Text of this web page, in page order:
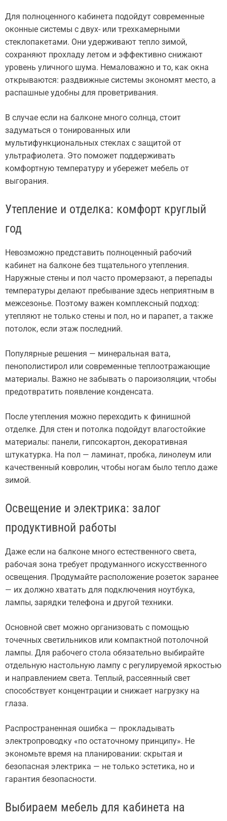
Для полноценного кабинета подойдут современные
оконные системы с двух- или трехкамерными
стеклопакетами. Они удерживают тепло зимой,
сохраняют прохладу летом и эффективно снижают
уровень уличного шума. Немаловажно и то, как окна
открываются: раздвижные системы экономят место, а
распашные удобны для проветривания.
В случае если на балконе много солнца, стоит
задуматься о тонированных или
мультифункциональных стеклах с защитой от
ультрафиолета. Это поможет поддерживать
комфортную температуру и убережет мебель от
выгорания.
Утепление и отделка: комфорт круглый
год
Невозможно представить полноценный рабочий
кабинет на балконе без тщательного утепления.
Наружные стены и пол часто промерзают, а перепады
температуры делают пребывание здесь неприятным в
межсезонье. Поэтому важен комплексный подход:
утепляют не только стены и пол, но и парапет, а также
потолок, если этаж последний.
Популярные решения — минеральная вата,
пенополистирол или современные теплоотражающие
материалы. Важно не забывать о пароизоляции, чтобы
предотвратить появление конденсата.
После утепления можно переходить к финишной
отделке. Для стен и потолка подойдут влагостойкие
материалы: панели, гипсокартон, декоративная
штукатурка. На пол — ламинат, пробка, линолеум или
качественный ковролин, чтобы ногам было тепло даже
зимой.
Освещение и электрика: залог
продуктивной работы
Даже если на балконе много естественного света,
рабочая зона требует продуманного искусственного
освещения. Продумайте расположение розеток заранее
— их должно хватать для подключения ноутбука,
лампы, зарядки телефона и другой техники.
Основной свет можно организовать с помощью
точечных светильников или компактной потолочной
лампы. Для рабочего стола обязательно выбирайте
отдельную настольную лампу с регулируемой яркостью
и направлением света. Теплый, рассеянный свет
способствует концентрации и снижает нагрузку на
глаза.
Распространенная ошибка — прокладывать
электропроводку «по остаточному принципу». Не
экономьте время на планировании: скрытая и
безопасная электрика — не только эстетика, но и
гарантия безопасности.
Выбираем мебель для кабинета на